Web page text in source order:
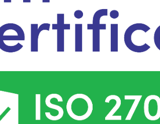
Dank für Ihre